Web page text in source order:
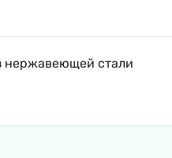
нержавеющей стали